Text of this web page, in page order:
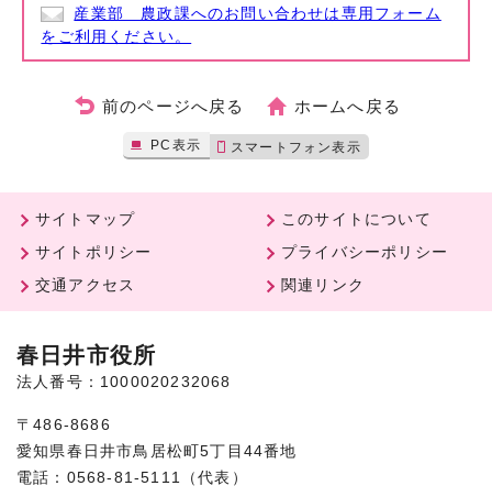
産業部 農政課へのお問い合わせは専用フォーム
をご利用ください。
前のページへ戻る ホームへ戻る
PC表示 スマートフォン表示
サイトマップ
このサイトについて
サイトポリシー
プライバシーポリシー
交通アクセス
関連リンク
春日井市役所
法人番号：1000020232068
〒486-8686
愛知県春日井市鳥居松町5丁目44番地
電話：0568-81-5111（代表）